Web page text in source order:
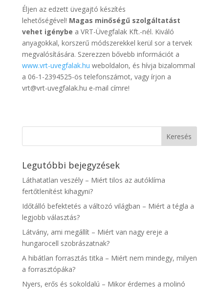
Éljen az edzett üvegajtó készítés
lehetőségével! Magas minőségű szolgáltatást
vehet igénybe a VRT-Üvegfalak Kft.-nél. Kiváló
anyagokkal, korszerű módszerekkel kerül sor a tervek
megvalósítására. Szerezzen bővebb információt a
www.vrt-uvegfalak.hu weboldalon, és hívja bizalommal
a 06-1-2394525-ös telefonszámot, vagy írjon a
vrt@vrt-uvegfalak.hu e-mail címre!
Legutóbbi bejegyzések
Láthatatlan veszély – Miért tilos az autóklíma
fertőtlenítést kihagyni?
Időtálló befektetés a változó világban – Miért a tégla a
legjobb választás?
Látvány, ami megállít – Miért van nagy ereje a
hungarocell szobrászatnak?
A hibátlan forrasztás titka – Miért nem mindegy, milyen
a forrasztópáka?
Nyers, erős és sokoldalú – Mikor érdemes a molinó